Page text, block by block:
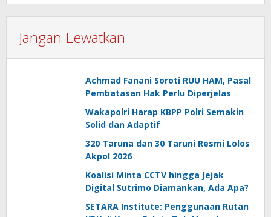
Jangan Lewatkan
Achmad Fanani Soroti RUU HAM, Pasal
Pembatasan Hak Perlu Diperjelas
Wakapolri Harap KBPP Polri Semakin
Solid dan Adaptif
320 Taruna dan 30 Taruni Resmi Lolos
Akpol 2026
Koalisi Minta CCTV hingga Jejak
Digital Sutrimo Diamankan, Ada Apa?
SETARA Institute: Penggunaan Rutan